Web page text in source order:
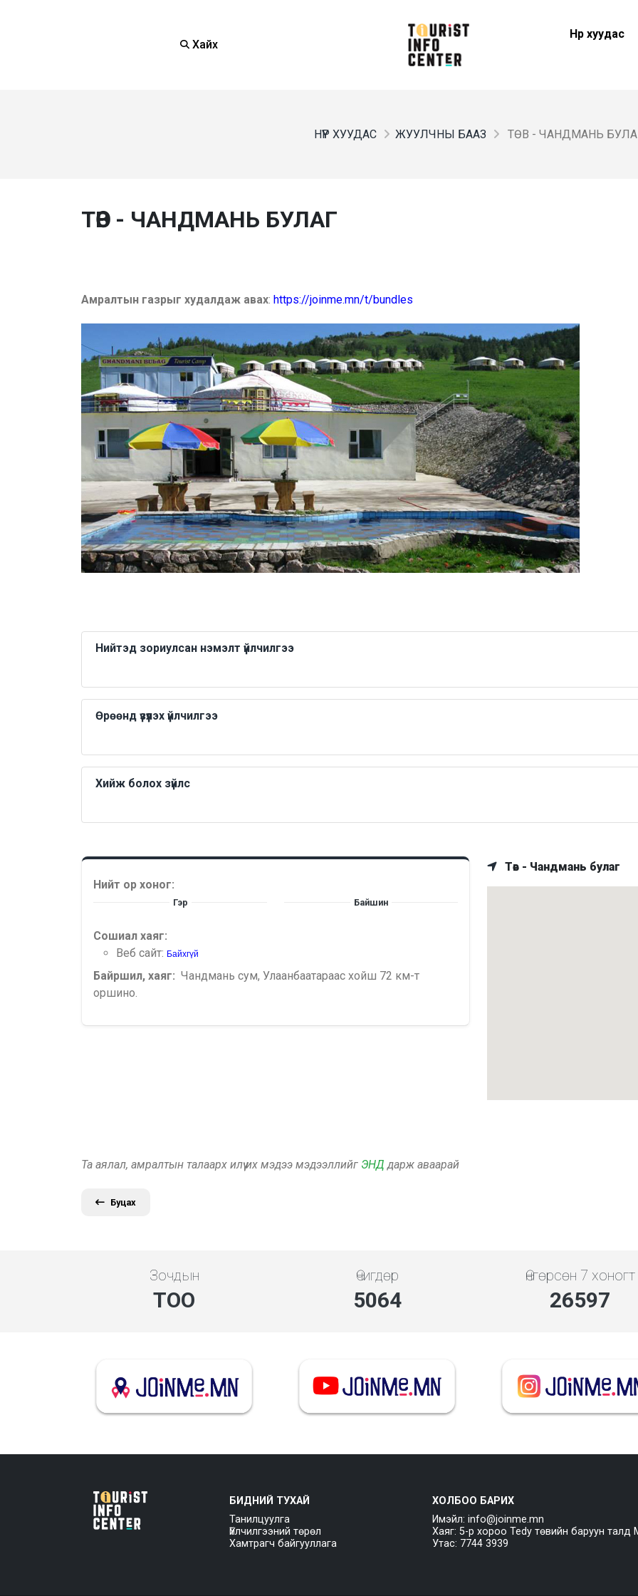
Хайх
Нүүр хуудас
НҮҮР ХУУДАС ЖУУЛЧНЫ БААЗ ТӨВ - ЧАНДМАНЬ
ТӨВ - ЧАНДМАНЬ БУЛАГ
Амралтын газрыг худалдаж авах: https://joinme.mn/t/bundles
Нийтэд зориулсан нэмэлт үйлчилгээ
Өрөөнд үзүүлэх үйлчилгээ
Хийж болох зүйлс
Нийт ор хоног:
Гэр Байшин
Сошиал хаяг:
Веб сайт: Байхгүй
Байршил, хаяг: Чандмань сум, Улаанбаатараас хойш 72 км-т
оршино.
Төв - Чандмань булаг
Та аялал, амралтын талаарх илүү их мэдээ мэдээллийг ЭНД дарж аваарай
Буцах
Зочдын
ТОО
Өчигдөр
5843
Өнгөрсөн 7 хоногт
30689
БИДНИЙ ТУХАЙ
Танилцуулга
Үйлчилгээний төрөл
Хамтрагч байгууллага
ХОЛБОО БАРИХ
Имэйл: info@joinme.mn
Хаяг: 5-р хороо Tedy төвийн баруун талд
Утас: 7744 3939